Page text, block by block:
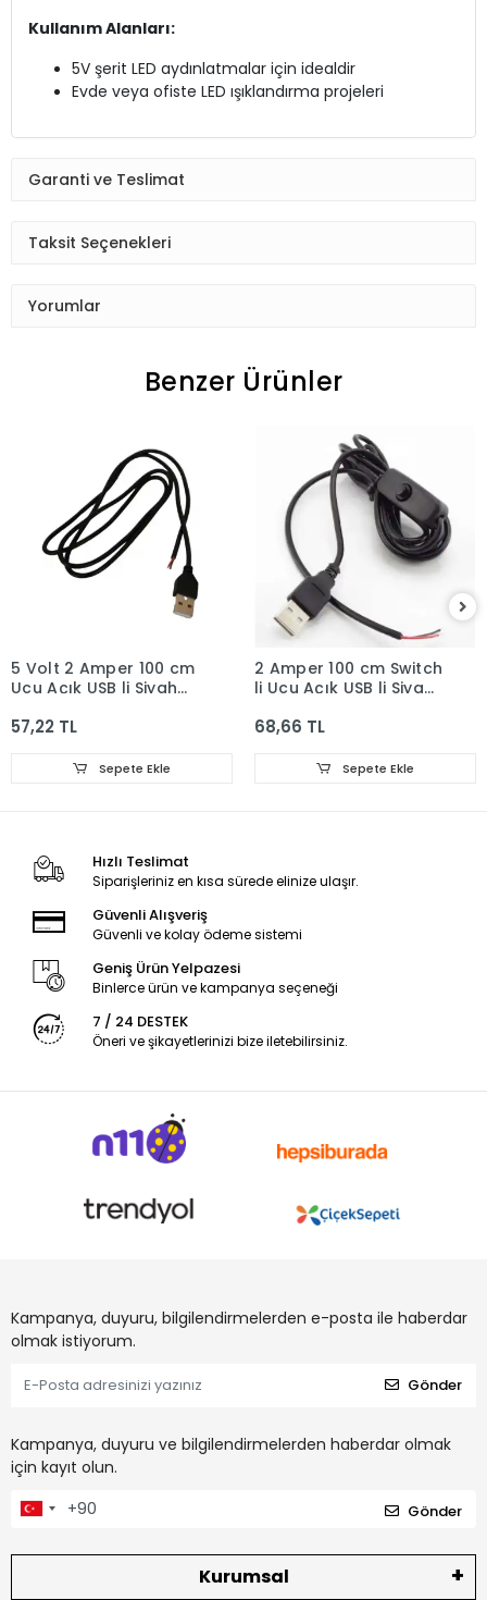
Kullanım Alanları:
5V şerit LED aydınlatmalar için idealdir
Evde veya ofiste LED ışıklandırma projeleri
Garanti ve Teslimat
Taksit Seçenekleri
Yorumlar
Benzer Ürünler
5 Volt 2 Amper 100 cm
Ucu Açık USB li Siyah
Kablosu
57,22 TL
Sepete Ekle
2 Amper 100 cm Switch
li Ucu Açık USB li Siyah
Kablosu
68,66 TL
Sepete Ekle
Hızlı Teslimat
Siparişleriniz en kısa sürede elinize ulaşır.
Güvenli Alışveriş
Güvenli ve kolay ödeme sistemi
Geniş Ürün Yelpazesi
Binlerce ürün ve kampanya seçeneği
7 / 24 DESTEK
Öneri ve şikayetlerinizi bize iletebilirsiniz.
Kampanya, duyuru, bilgilendirmelerden e-posta ile haberdar
olmak istiyorum.
Gönder
Kampanya, duyuru ve bilgilendirmelerden haberdar olmak
için kayıt olun.
Gönder
Kurumsal